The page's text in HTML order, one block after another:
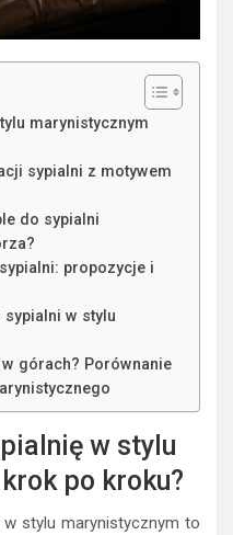
marynistycznym
sypialni z motywem
do sypialni
propozycje i
w stylu
górach? Porównanie
w stylu
po kroku?
w stylu marynistycznym to